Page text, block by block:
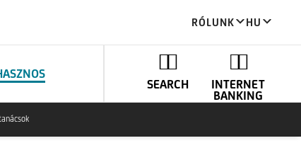
RÓLUNK HU
SEARCH
INTERNET
BANKING